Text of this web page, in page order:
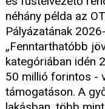
néhány példa az
Pályázatának
„Fenntarthatóbb
kategóriában idén
50 millió forintos -
támogatáson. A